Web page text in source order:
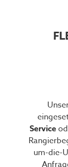
Service
um-die-